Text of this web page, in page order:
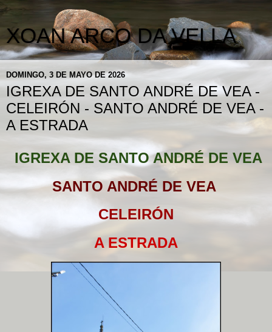
XOAN ARCO DA VELLA
DOMINGO, 3 DE MAYO DE 2026
IGREXA DE SANTO ANDRÉ DE VEA -
CELEIRÓN - SANTO ANDRÉ DE VEA -
A ESTRADA
IGREXA DE SANTO ANDRÉ DE VEA
SANTO ANDRÉ DE VEA
CELEIRÓN
A ESTRADA